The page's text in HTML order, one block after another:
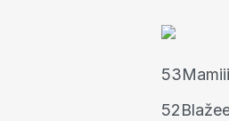
53
52